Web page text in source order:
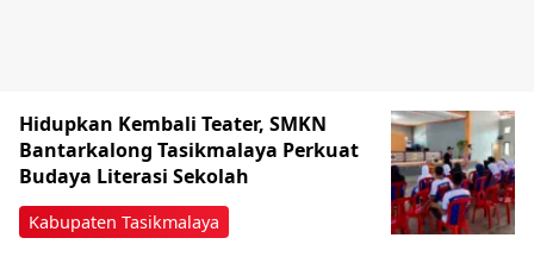
Kabupaten Tasikmalaya
Hidupkan Kembali Teater, SMKN
Bantarkalong Tasikmalaya Perkuat
Budaya Literasi Sekolah